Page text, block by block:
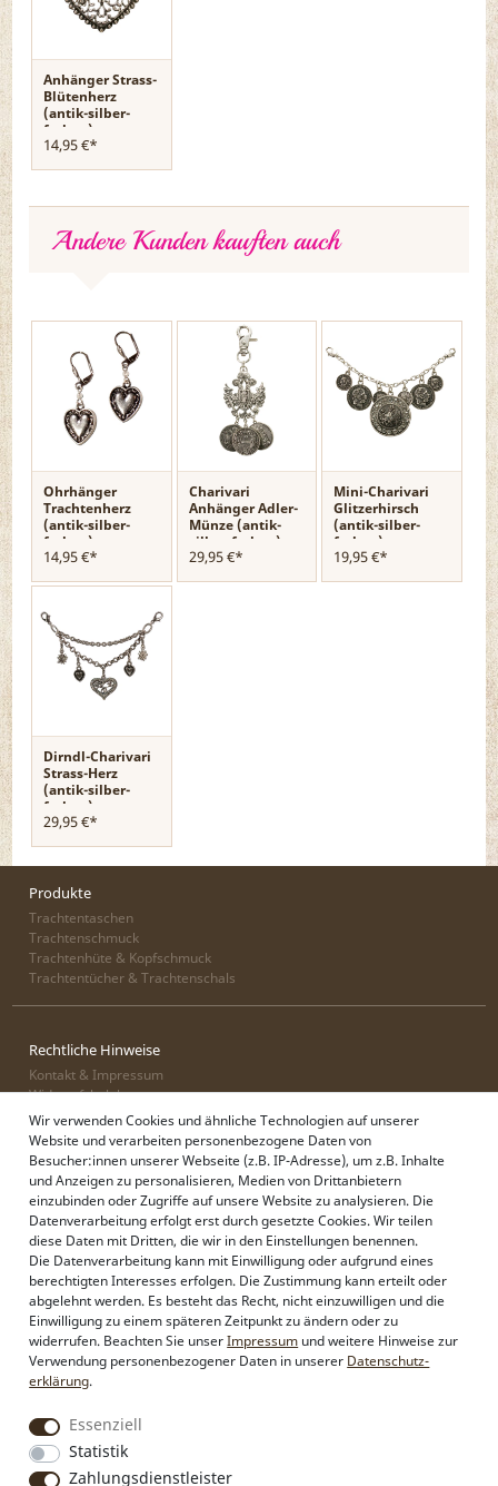
Anhänger Strass-
Blütenherz
(antik-silber-
farben)
14,95 €*
Andere Kunden kauften auch
Ohrhänger
Trachtenherz
(antik-silber-
farben)
14,95 €*
Charivari
Anhänger Adler-
Münze (antik-
silber-farben)
29,95 €*
Mini-Charivari
Glitzerhirsch
(antik-silber-
farben)
19,95 €*
Dirndl-Charivari
Strass-Herz
(antik-silber-
farben)
29,95 €*
Produkte
Trachtentaschen
Trachtenschmuck
Trachtenhüte & Kopfschmuck
Trachtentücher & Trachtenschals
Rechtliche Hinweise
Kontakt & Impressum
Widerrufsbelehrung
Zahlung & Lieferung
Datenschutz
AGB
Alpenflüstern
Philosophie
Händlerbereich
Firmenkunden
Sonderanfertigungen
Pressebereich
Kontakt & Impressum
Social Media
Instagram
Facebook
Wir verwenden Cookies und ähnliche Technologien auf unserer
Website und verarbeiten personenbezogene Daten von
Besucher:innen unserer Webseite (z.B. IP-Adresse), um z.B. Inhalte
und Anzeigen zu personalisieren, Medien von Drittanbietern
einzubinden oder Zugriffe auf unsere Website zu analysieren. Die
Datenverarbeitung erfolgt erst durch gesetzte Cookies. Wir teilen
diese Daten mit Dritten, die wir in den Einstellungen benennen.
Die Datenverarbeitung kann mit Einwilligung oder aufgrund eines
berechtigten Interesses erfolgen. Die Zustimmung kann erteilt oder
abgelehnt werden. Es besteht das Recht, nicht einzuwilligen und die
Einwilligung zu einem späteren Zeitpunkt zu ändern oder zu
widerrufen. Beachten Sie unserImpressum und weitere Hinweise zur
Verwendung personenbezogener Daten in unserer Daten­schutz­
erklärung.
Essenziell
Statistik
Zahlungsdienstleister